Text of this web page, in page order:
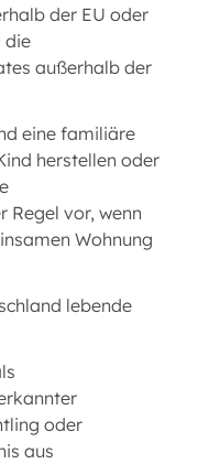
der EU oder
die
außerhalb der
eine familiäre
herstellen oder
Regel vor, wenn
Wohnung
lebende
oder
aus